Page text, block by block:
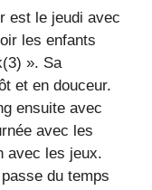
est le jeudi avec
les enfants
». Sa
et en douceur.
ensuite avec
avec les
avec les jeux.
du temps